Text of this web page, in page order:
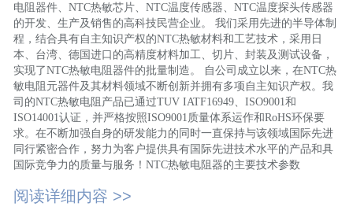
电阻器件、NTC热敏芯片、NTC温度传感器、NTC温度探头传感器
的开发、生产及销售的高科技民营企业。 我们采用先进的半导体制
程，结合具有自主知识产权的NTC热敏材料和工艺技术，采用日
本、台湾、德国进口的高精度材料加工、切片、封装及测试设备，
实现了NTC热敏电阻器件的批量制造。 自公司成立以来，在NTC热
敏电阻元器件及其材料领域不断创新并拥有多项自主知识产权。我
司的NTC热敏电阻产品已通过TUV IATF16949、ISO9001和
ISO14001认证，并严格按照ISO9001质量体系运作和RoHS环保要
求。在不断加强自身的研发能力的同时一直保持与该领域国际先进
同行紧密合作，努力为客户提供具有国际先进技术水平的产品和具
国际竞争力的质量与服务！NTC热敏电阻器的主要技术参数
阅读详细内容 >>